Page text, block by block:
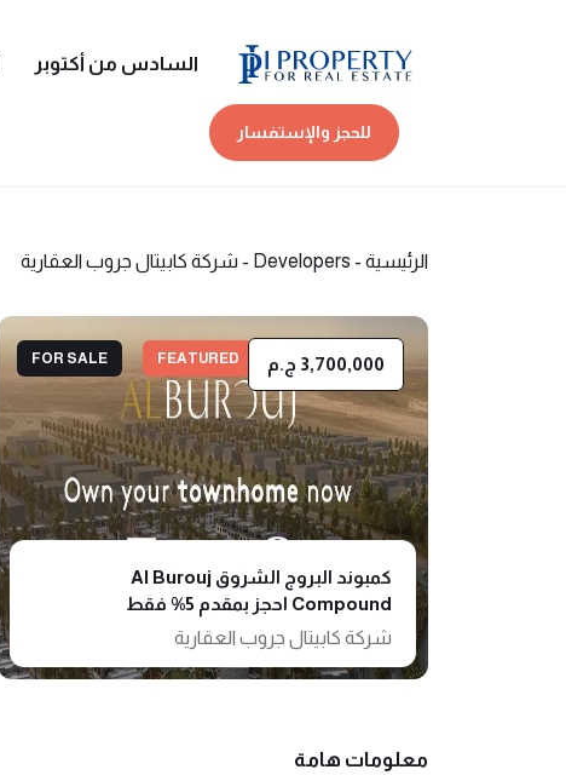
السادس من أكتوبر
للحجز والإستفسار
الرئيسية -
Developers
- شركة كابيتال جروب العقارية
FEATURED
FOR SALE 3,700,000 ج.م
كمبوند البروج الشروق Al Burouj
Compound احجز بمقدم 5% فقط
شركة كابيتال جروب العقارية
معلومات هامة